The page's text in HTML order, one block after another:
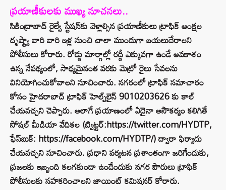
ప్రయాణీకులకు ముఖ్య సూచనలు..
సికింద్రాబాద్ రైల్వే స్టేషన్‌కు వెళ్లాల్సిన ప్రయాణీకులు ట్రాఫిక్ ఆంక్షల
దృష్ట్యా వారి వారి ఇళ్ల నుంచి చాలా ముందుగా బయలుదేరాలని
పోలీసులు కోరారు. రోడ్డు మార్గాల్లో రద్దీ ఎక్కువగా ఉండే అవకాశం
ఉన్న నేపథ్యంలో, సాధ్యమైనంత వరకు మెట్రో రైలు సేవలను
వినియోగించుకోవాలని సూచించారు. నగరంలో ట్రాఫిక్ సమాచారం
కోసం హైదరాబాద్ ట్రాఫిక్ హెల్ప్‌లైన్ 9010203626 కు కాల్
చేయవచ్చని చెప్పారు. అలాగే ప్రయాణంలో ఏదైనా అసౌకర్యం కలిగితే
సోషల్ మీడియా వేదికల (ట్విట్టర్:https://twitter.com/HYDTP,
ఫేస్‌బుక్: https://facebook.com/HYDTP/) ద్వారా ఫిర్యాదు
చేయవచ్చని సూచించారు. ప్రధాని పర్యటన ప్రశాంతంగా జరిగేందుకు,
ప్రజలకు ఇబ్బంది కలగకుండా ఉండేందుకు నగర పౌరులు ట్రాఫిక్
పోలీసులకు సహకరించాలని జాయింట్ కమిషనర్ కోరారు.